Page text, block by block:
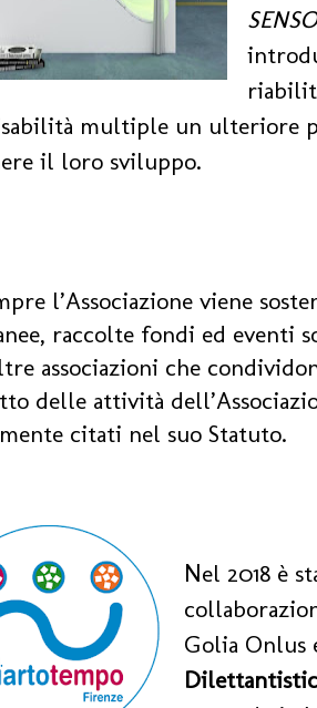
multiple un ulteriore
il loro sviluppo.
l’Associazione viene
raccolte fondi ed eventi
associazioni che
delle attività dell’
citati nel suo Statuto.
Nel 2018 è
Golia Onlus